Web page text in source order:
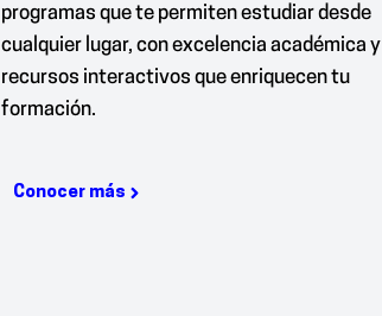
programas que te permiten estudiar desde
cualquier lugar, con excelencia académica y
recursos interactivos que enriquecen tu
formación.
Conocer más